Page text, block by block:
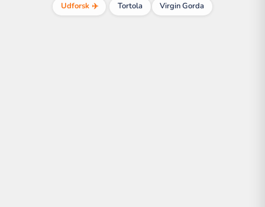
Udforsk ✈️ Tortola Virgin Gorda